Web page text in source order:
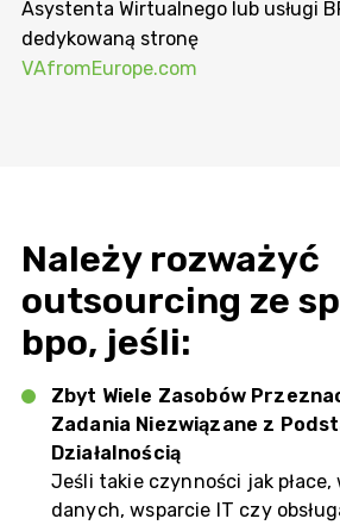
Asystenta Wirtualnego lub usługi
dedykowaną stronę
VAfromEurope.com
Należy rozważyć
outsourcing ze
bpo, jeśli:
Zbyt Wiele Zasobów
Zadania Niezwiązane z
Działalnością
Jeśli takie czynności jak
danych, wsparcie IT czy